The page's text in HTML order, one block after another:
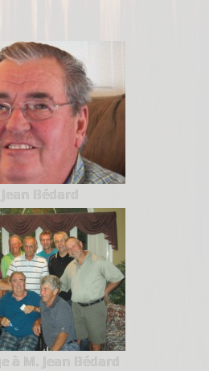
Bédard
à M. Jean Bédard